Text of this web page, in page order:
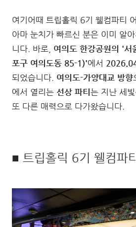
여기어때 트립홀릭 6기 웰컴파티
아마 눈치가 빠르신 분은 이미 알
니다. 바로, 여의도 한강공원의 '서
포구 여의도동 85-1)'에서
되었습니다. 여의도-가양대교 방향
에서 열리는 선상 파티 는 지난 세
또 다른 매력으로 다가왔습니다.
■ 트립홀릭 6기 웰컴파